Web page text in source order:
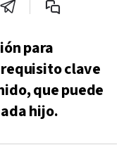
para
clave
que puede
hijo.